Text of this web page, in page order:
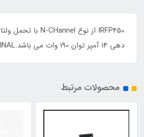
دهی 14 آمپر توان 190 وات می باشد.ORIGINAL
محصولات مرتبط